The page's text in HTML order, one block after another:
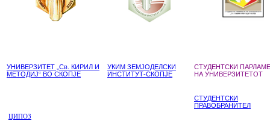
УНИВЕРЗИТЕТ „Св. КИРИЛ И
МЕТОДИЈ“ ВО СКОПЈЕ
УКИМ ЗЕМЈОДЕЛСКИ
ИНСТИТУТ-СКОПЈЕ
СТУДЕНТСКИ
НА УНИВЕРЗИТЕТОТ
СТУДЕНТСКИ
ПРАВОБРАНИТЕЛ
ЦИПОЗ